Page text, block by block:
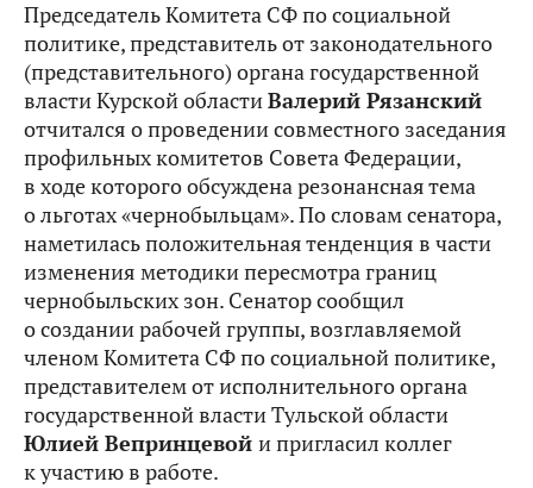
Председатель Комитета СФ по социальной
политике, представитель от законодательного
(представительного) органа государственной
власти Курской областиВалерий Рязанский
отчитался о проведении совместного заседания
профильных комитетов Совета Федерации,
в ходе которого обсуждена резонансная тема
о льготах «чернобыльцам». По словам сенатора,
наметилась положительная тенденция в части
изменения методикипересмотраграниц
чернобыльских зон. Сенатор сообщил
о создании рабочей группы, возглавляемой
членом Комитета СФ по социальной политике,
представителем от исполнительного органа
государственной власти Тульской области
Юлией Вепринцевой и пригласил коллег
к участию в работе.